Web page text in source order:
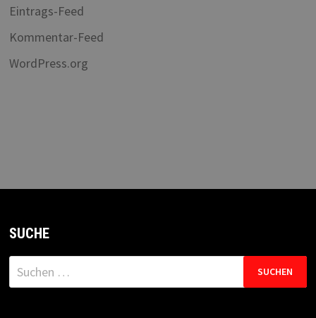
Eintrags-Feed
Kommentar-Feed
WordPress.org
SUCHE
Suchen
nach: